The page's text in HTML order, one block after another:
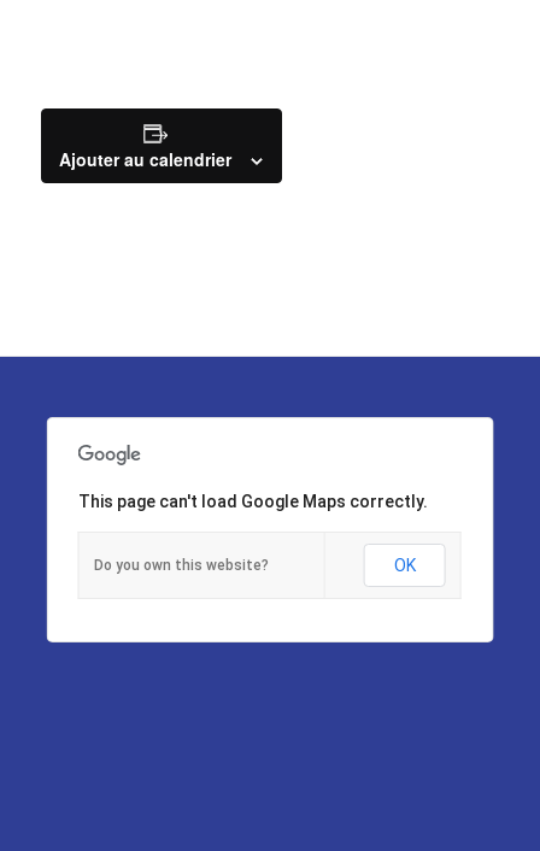
Ajouter au calendrier
This page can't load Google Maps correctly.
Do you own this website? OK